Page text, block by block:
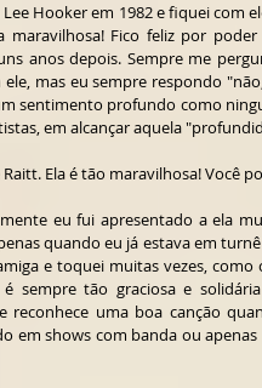
Hooker em 1982 e fiquei com
Fico feliz por
anos depois. Sempre me
mas eu sempre respondo
sentimento profundo como
em alcançar aquela
Ela é tão maravilhosa! Você
eu fui apresentado a ela
quando eu já estava em
e toquei muitas vezes,
é sempre tão graciosa e
reconhece uma boa canção
em shows com banda ou